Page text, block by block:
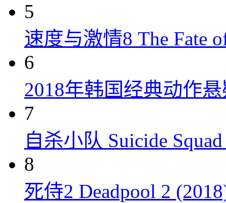
5
速度与激情8 The Fate
6
2018年韩国经典动作
7
自杀小队 Suicide
8
死侍2 Deadpool 2